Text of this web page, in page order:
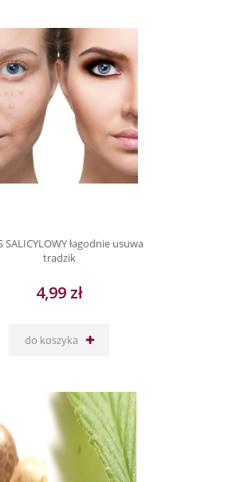
SALICYLOWY łagodnie usuwa
trądzik
4,99 zł
do koszyka